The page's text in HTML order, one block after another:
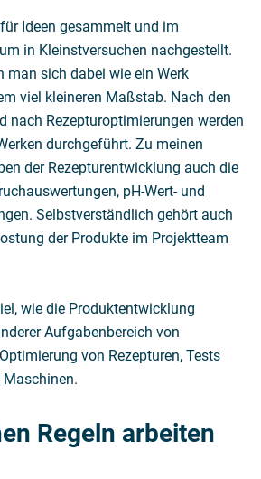
Ideen gesammelt und im
in Kleinstversuchen nachgestellt.
man sich dabei wie ein Werk
viel kleineren Maßstab. Nach den
nach Rezepturoptimierungen werden
durchgeführt. Zu meinen
der Rezepturentwicklung auch die
pH-Wert- und
Selbstverständlich gehört auch
der Produkte im Projektteam
wie die Produktentwicklung
Aufgabenbereich von
von Rezepturen, Tests
Regeln arbeiten